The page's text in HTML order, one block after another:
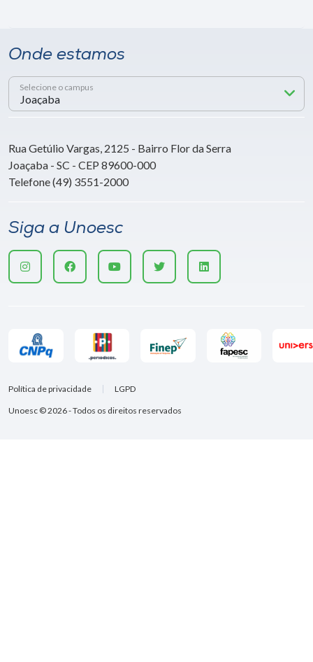
Onde estamos
Selecione o campus
Rua Getúlio Vargas, 2125 - Bairro Flor da Serra
Joaçaba - SC - CEP 89600-000
Telefone (49) 3551-2000
Siga a Unoesc
Unoesc © 2026 - Todos os direitos reservados
Política de privacidade LGPD